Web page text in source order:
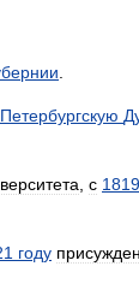
Петербургскую
с 1819
году